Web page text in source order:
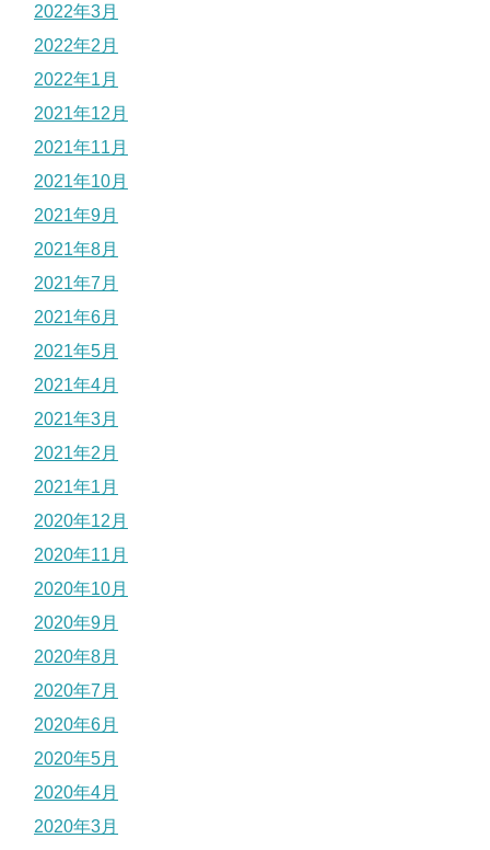
2022年3月
2022年2月
2022年1月
2021年12月
2021年11月
2021年10月
2021年9月
2021年8月
2021年7月
2021年6月
2021年5月
2021年4月
2021年3月
2021年2月
2021年1月
2020年12月
2020年11月
2020年10月
2020年9月
2020年8月
2020年7月
2020年6月
2020年5月
2020年4月
2020年3月